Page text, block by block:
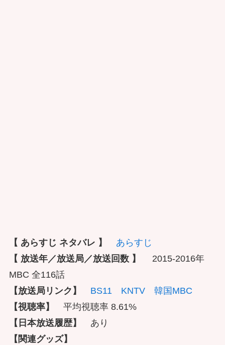
【 あらすじ ネタバレ 】
あらすじ
【 放送年／放送局／放送回数 】
2015-2016年
MBC 全116話
【放送局リンク】
BS11 KNTV
韓国MBC
【視聴率】
平均視聴率 8.61%
【日本放送履歴】
あり
【関連グッズ】